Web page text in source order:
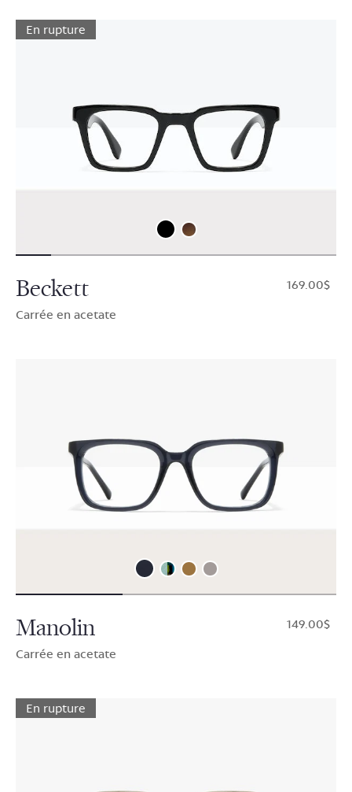
En rupture
Beckett
Carrée en acetate
$169.00
Manolin
Carrée en acetate
$149.00
En rupture